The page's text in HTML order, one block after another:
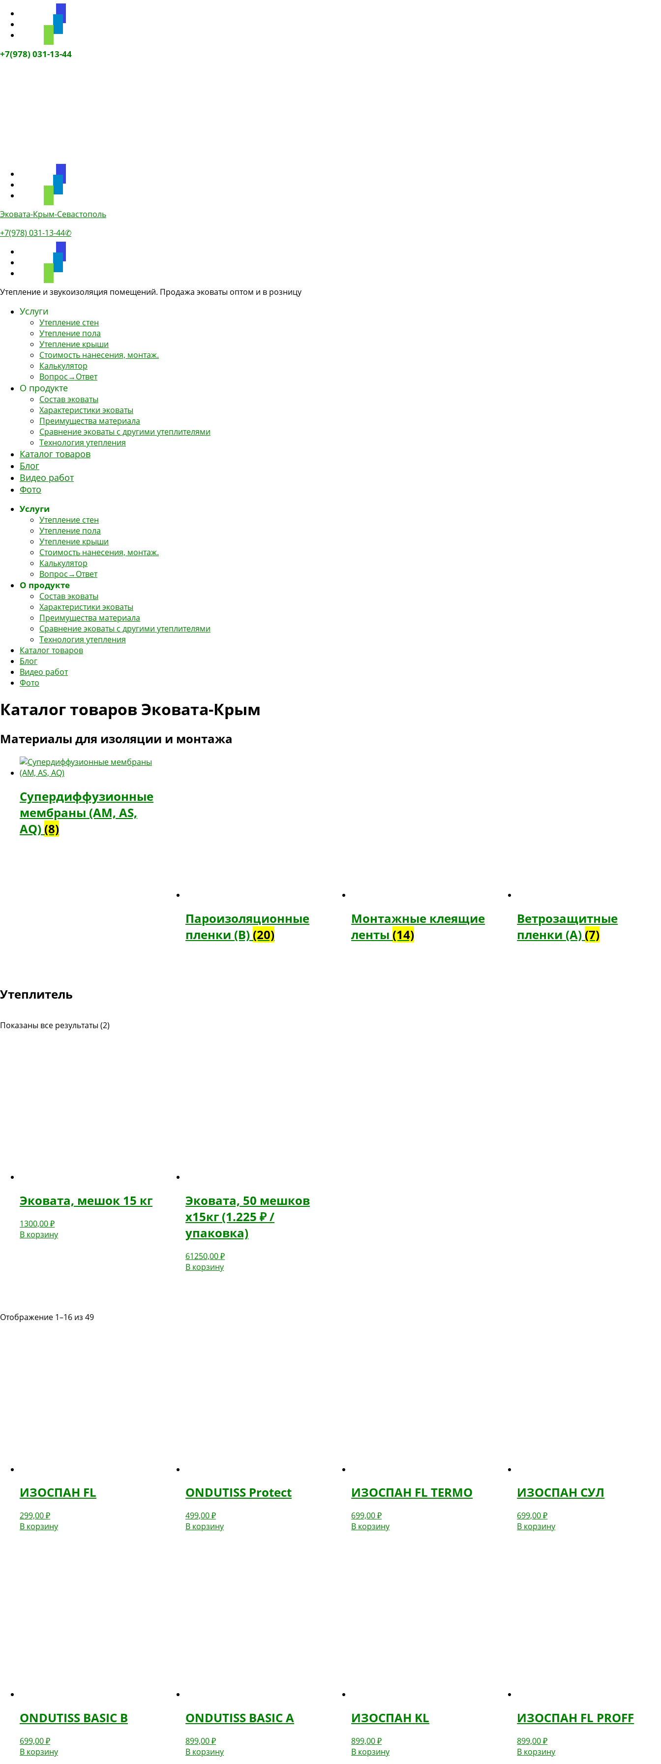
discourse
telegram
+7(978) 031-13-44
discourse
telegram
Эковата-Крым-Севастополь
+7(978) 031-13-44✆
discourse
telegram
Утепление и звукоизоляция помещений. Продажа эковаты оптом и в розницу
Услуги
Утепление стен
Утепление пола
Утепление крыши
Стоимость нанесения, монтаж.
Калькулятор
Вопрос→Ответ
О продукте
Состав эковаты
Характеристики эковаты
Преимущества материала
Сравнение эковаты с другими утеплителями
Технология утепления
Каталог товаров
Блог
Видео работ
Фото
Услуги
Утепление стен
Утепление пола
Утепление крыши
Стоимость нанесения, монтаж.
Калькулятор
Вопрос→Ответ
О продукте
Состав эковаты
Характеристики эковаты
Преимущества материала
Сравнение эковаты с другими утеплителями
Технология утепления
Каталог товаров
Блог
Видео работ
Фото
Каталог товаров Эковата-Крым
Материалы для изоляции и монтажа
Супердиффузионные
мембраны (AM, AS,
AQ) (8)
Пароизоляционные
пленки (В) (20)
Монтажные клеящие
ленты (14)
Ветрозащитные
пленки (А) (7)
Утеплитель
Показаны все результаты (2)
Эковата, мешок 15 кг
1300,00₽
В корзину
Эковата, 50 мешков
x15кг (1.225 ₽ /
упаковка)
61250,00₽
В корзину
Отображение 1–16 из 49
ИЗОСПАН FL
299,00₽
В корзину
ONDUTISS Protect
499,00₽
В корзину
ИЗОСПАН FL TERMO
699,00₽
В корзину
ИЗОСПАН СУЛ
699,00₽
В корзину
ONDUTISS BASIC B
699,00₽
В корзину
ONDUTISS BASIC A
899,00₽
В корзину
ИЗОСПАН KL
899,00₽
В корзину
ИЗОСПАН FL PROFF
899,00₽
В корзину